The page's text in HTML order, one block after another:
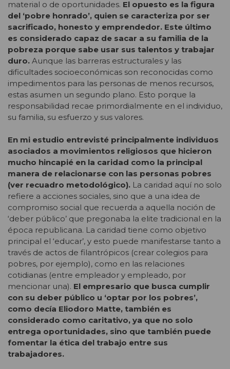
material o de oportunidades. El opuesto es la figura
del ‘pobre honrado’, quien se caracteriza por ser
sacrificado, honesto y emprendedor. Este último
es considerado capaz de sacar a su familia de la
pobreza porque sabe usar sus talentos y trabajar
duro. Aunque las barreras estructurales y las
dificultades socioeconómicas son reconocidas como
impedimentos para las personas de menos recursos,
estas asumen un segundo plano. Esto porque la
responsabilidad recae primordialmente en el individuo,
su familia, su esfuerzo y sus valores.
En mi estudio entrevisté principalmente individuos
asociados a movimientos religiosos que hicieron
mucho hincapié en la caridad como la principal
manera de relacionarse con las personas pobres
(ver recuadro metodológico). La caridad aquí no solo
refiere a acciones sociales, sino que a una idea de
compromiso social que recuerda a aquella noción de
‘deber público’ que pregonaba la elite tradicional en la
época republicana. La caridad tiene como objetivo
principal el ‘educar’, y esto puede manifestarse tanto a
través de actos de filantrópicos (crear colegios para
pobres, por ejemplo), como en las relaciones
cotidianas (entre empleador y empleado, por
mencionar una). El empresario que busca cumplir
con su deber público u ‘optar por los pobres’,
como decía Eliodoro Matte, también es
considerado como caritativo, ya que no solo
entrega oportunidades, sino que también puede
fomentar la ética del trabajo entre sus
trabajadores.